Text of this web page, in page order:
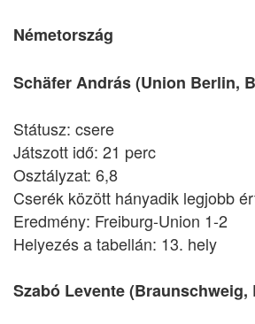
Németország
Schäfer András (Union Berlin,
Státusz: csere
Játszott idő: 21 perc
Osztályzat: 6,8
Cserék között hányadik legjobb
Eredmény: Freiburg-Union 1-2
Helyezés a tabellán: 13. hely
Szabó Levente (Braunschweig,